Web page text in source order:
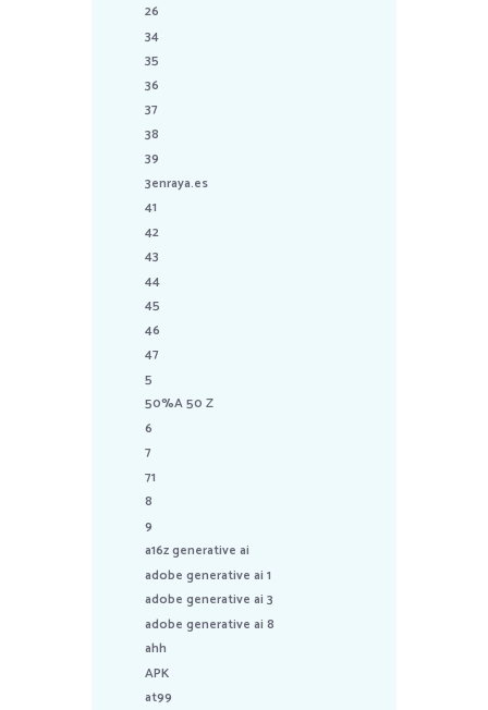
26
34
35
36
37
38
39
3enraya.es
41
42
43
44
45
46
47
5
50%A 50 Z
6
7
71
8
9
a16z generative ai
adobe generative ai 1
adobe generative ai 3
adobe generative ai 8
ahh
APK
at99